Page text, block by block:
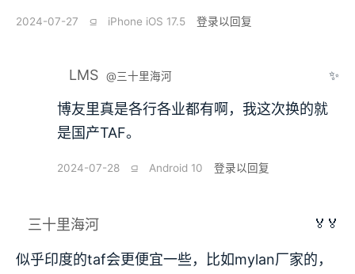
2024-07-27 ⫑ iPhone iOS 17.5 登录以回复
LMS @三十里海河 ✨
博友里真是各行各业都有啊，我这次换的就
是国产TAF。
2024-07-28 ⫑ Android 10 登录以回复
三十里海河 🏅🏅
似乎印度的taf会更便宜一些，比如mylan厂家的，